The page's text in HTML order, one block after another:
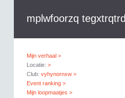
mplwfoorzq tegxtrqtrd
Mijn verhaal >
Locatie: >
Club: vyhynornxw >
Event ranking >
Mijn loopmaatjes >